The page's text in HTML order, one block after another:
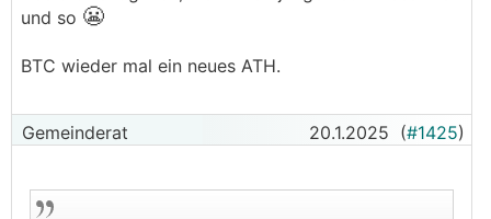
skuerzungen/#:~:text=Alle%20Menschen%2C%2
t%20der%20Pensionsanspruch%20berechnet%20
wird.
und so 😬
BTC wieder mal ein neues ATH.
Gemeinderat 20.1.2025 (#1425)